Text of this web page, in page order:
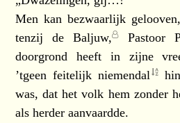
Men kan bezwaarlijk
tenzij deBaljuw, Pastoor
doorgrond heeft in zijne
’tgeen feitelijkniemendal
was, dat het volk hem zonder
als herder aanvaardde.